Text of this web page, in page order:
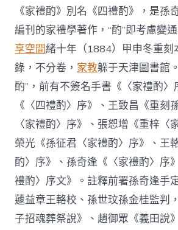
《家禮酌》別名《四禮酌》，是孫
編刊的家禮學著作，“酌”即考慮變
享空間緒十年（1884）甲申冬重刻
錄，不分卷， 家教躲于天津圖書館
酌”，前有不簽名手書《〈家禮酌〉
《〈四禮酌〉序》、王致昌《重刻
〈家禮酌〉序》、張恕增《重梓〈
榮光《孫征君〈家禮酌〉序》、王
酌〉序》、孫奇逢《〈家禮酌〉序
禮酌〉序文》。註釋前署孫奇逢手
蘧益章王輅校、孫世玟孫金桂監判
子招魂葬祭說》、趙御眾《義田說